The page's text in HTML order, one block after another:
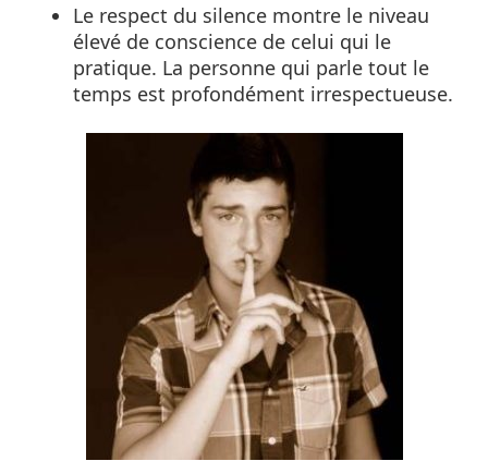
Le respect du silence montre le niveau
élevé de conscience de celui qui le
pratique. La personne qui parle tout le
temps est profondément irrespectueuse.